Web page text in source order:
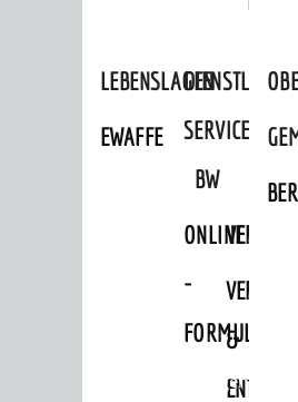
LEBENSLAGEN
EWAFFE
SERVICE
BW
ONLINE
-
FORMULARE
&
Bürgerservice